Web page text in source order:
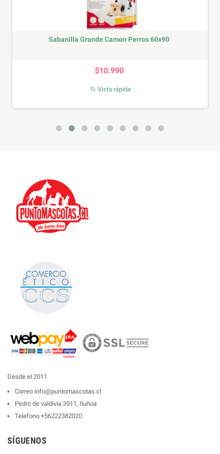
Sabanilla Grande Camon Perros 60x90
$10.990
 Vista rápida
Desde el 2011
Correo info@puntomascotas.cl
Pedro de valdivia 3911, ñuñoa
Telefono +56222382020
SÍGUENOS